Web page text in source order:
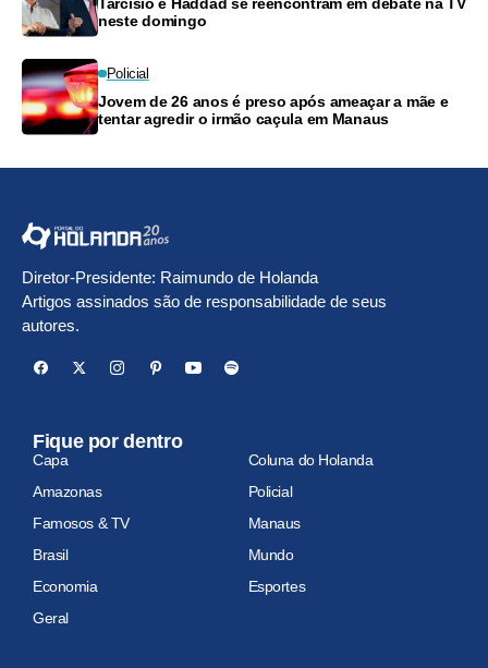
neste domingo
Policial
Jovem de 26 anos é preso após ameaçar a mãe e
tentar agredir o irmão caçula em Manaus
Diretor-Presidente: Raimundo de Holanda
Artigos assinados são de responsabilidade de seus
autores.
Fique por dentro
Capa
Coluna do Holanda
Amazonas
Policial
Famosos & TV
Manaus
Brasil
Mundo
Economia
Esportes
Geral